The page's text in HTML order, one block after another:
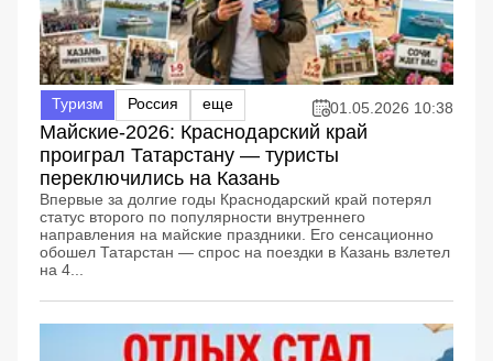
Туризм Россия еще 01.05.2026 10:38
Майские-2026: Краснодарский край
проиграл Татарстану — туристы
переключились на Казань
Впервые за долгие годы Краснодарский край потерял
статус второго по популярности внутреннего
направления на майские праздники. Его сенсационно
обошел Татарстан — спрос на поездки в Казань взлетел
на 4...